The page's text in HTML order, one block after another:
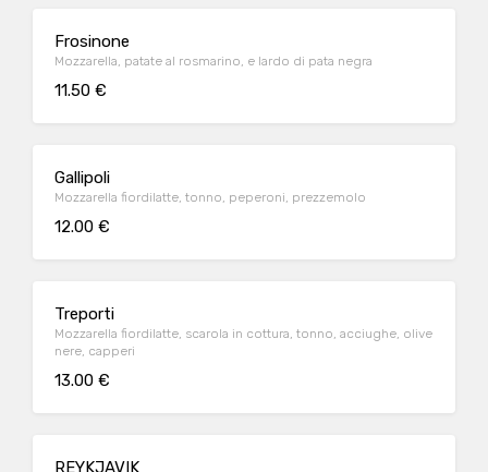
Frosinone
Mozzarella, patate al rosmarino, e lardo di pata negra
11.50 €
Gallipoli
Mozzarella fiordilatte, tonno, peperoni, prezzemolo
12.00 €
Treporti
Mozzarella fiordilatte, scarola in cottura, tonno, acciughe, olive
nere, capperi
13.00 €
REYKJAVIK